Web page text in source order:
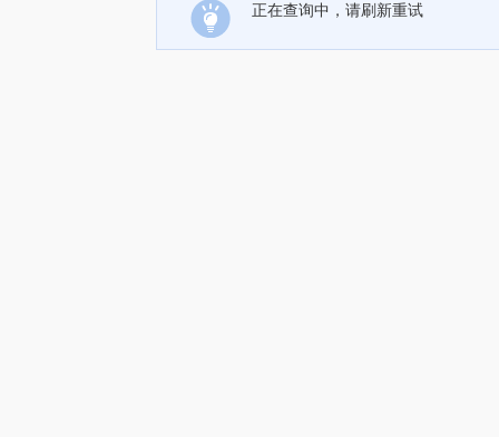
正在查询中，请刷新重试